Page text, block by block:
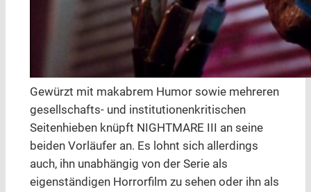
Gewürzt mit makabrem Humor sowie mehreren
gesellschafts- und institutionenkritischen
Seitenhieben knüpft NIGHTMARE III an seine
beiden Vorläufer an. Es lohnt sich allerdings
auch, ihn unabhängig von der Serie als
eigenständigen Horrorfilm zu sehen oder ihn als